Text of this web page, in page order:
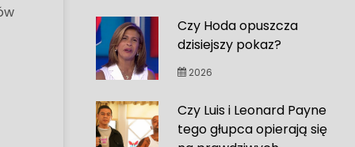
Czy Hoda opuszcza
dzisiejszy pokaz?
2026
Czy Luis i Leonard Payne
tego głupca opierają się